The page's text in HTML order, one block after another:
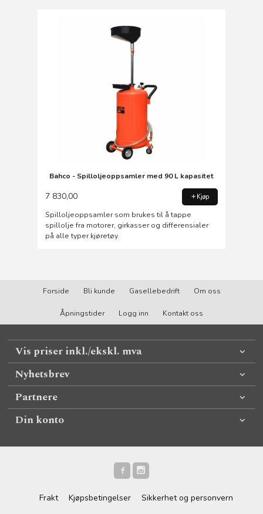
Bahco - Spilloljeoppsamler med 90 L kapasitet
7 830,00 Kjøp
Spilloljeoppsamler som brukes til å tappe
spillolje fra motorer, girkasser og differensialer
på alle typer kjøretøy.
Forside Bli kunde Gasellebedrift Om oss
Åpningstider Logg inn Kontakt oss
Vis priser inkl./ekskl. mva
Nyhetsbrev
Partnere
Din konto
Frakt Kjøpsbetingelser Sikkerhet og personvern